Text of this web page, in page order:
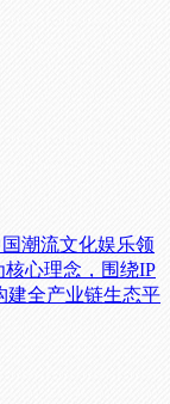
潮流文化娱乐领
心理念，围绕IP
建全产业链生态平